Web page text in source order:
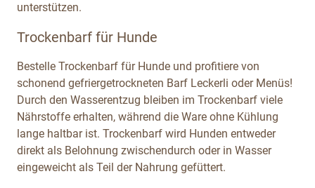
unterstützen.
Trockenbarf für Hunde
Bestelle Trockenbarf für Hunde und profitiere von
schonend gefriergetrockneten Barf Leckerli oder Menüs!
Durch den Wasserentzug bleiben im Trockenbarf viele
Nährstoffe erhalten, während die Ware ohne Kühlung
lange haltbar ist. Trockenbarf wird Hunden entweder
direkt als Belohnung zwischendurch oder in Wasser
eingeweicht als Teil der Nahrung gefüttert.